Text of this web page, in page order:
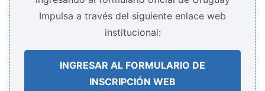
Impulsa a través del siguiente enlace web
institucional:
INGRESAR AL FORMULARIO DE
INSCRIPCIÓN WEB